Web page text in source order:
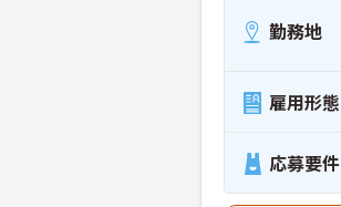
勤務地
雇用形態
応募要件